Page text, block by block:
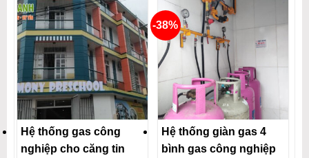
Hệ thống gas công
nghiệp cho căng tin
-38%
Hệ thống giàn gas 4
bình gas công nghiệp